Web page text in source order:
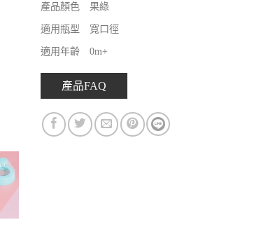
產品顏色 果綠
適用瓶型 寬口徑
適用年齡 0m+
產品FAQ